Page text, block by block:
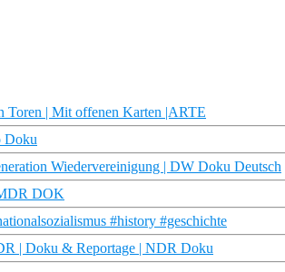
Toren | Mit offenen Karten |ARTE
Doku
Wiedervereinigung | DW Doku Deutsch
DOK
#history #geschichte
| Doku & Reportage | NDR Doku